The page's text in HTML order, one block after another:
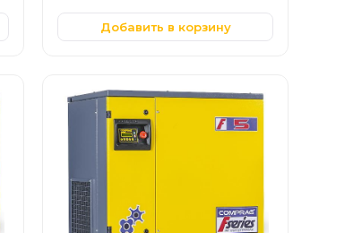
Добавить в корзину